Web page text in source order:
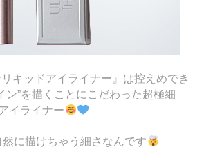
リキッドアイライナー』は控えめでき
ン”を描くことにこだわった超極細
イライナー
に描けちゃう細さなんです